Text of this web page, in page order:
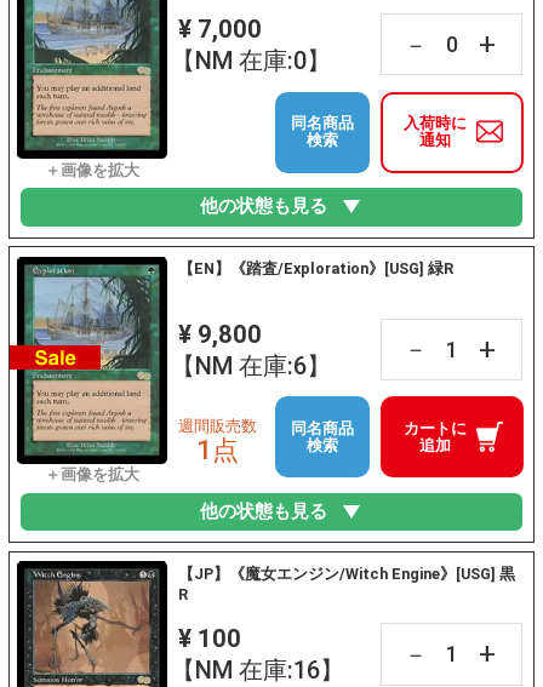
¥ 7,000
【NM 在庫:0】
－ +
入荷時に
通知
同名商品
検索
他の状態も見る
【EN】《踏査/Exploration》[USG] 緑R
¥ 9,800
【NM 在庫:6】
－ +
カートに
追加
週間販売数
1点
同名商品
検索
他の状態も見る
【JP】《魔女エンジン/Witch Engine》[USG] 黒
R
¥ 100
【NM 在庫:16】
－ +